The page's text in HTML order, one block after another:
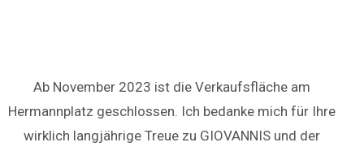
Ab November 2023 ist die Verkaufsfläche am
Hermannplatz geschlossen. Ich bedanke mich für Ihre
wirklich langjährige Treue zu GIOVANNIS und der